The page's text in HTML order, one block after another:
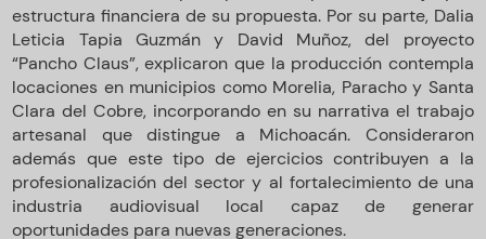
estructura financiera de su propuesta. Por su parte, Dalia
Leticia Tapia Guzmán y David Muñoz, del proyecto
“Pancho Claus”, explicaron que la producción contempla
locaciones en municipios como Morelia, Paracho y Santa
Clara del Cobre, incorporando en su narrativa el trabajo
artesanal que distingue a Michoacán. Consideraron
además que este tipo de ejercicios contribuyen a la
profesionalización del sector y al fortalecimiento de una
industria audiovisual local capaz de generar
oportunidades para nuevas generaciones.